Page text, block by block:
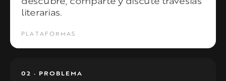
literarias.
PLATAFORMAS
02 · PROBLEMA